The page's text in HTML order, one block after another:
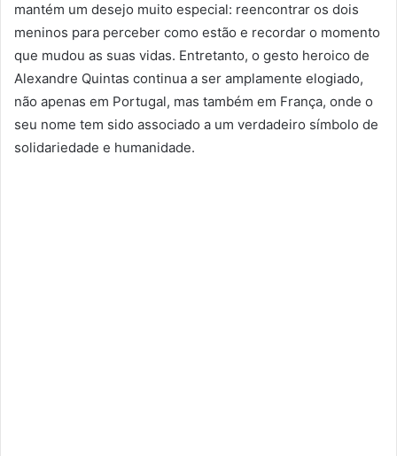
mantém um desejo muito especial: reencontrar os dois
meninos para perceber como estão e recordar o momento
que mudou as suas vidas. Entretanto, o gesto heroico de
Alexandre Quintas continua a ser amplamente elogiado,
não apenas em Portugal, mas também em França, onde o
seu nome tem sido associado a um verdadeiro símbolo de
solidariedade e humanidade.